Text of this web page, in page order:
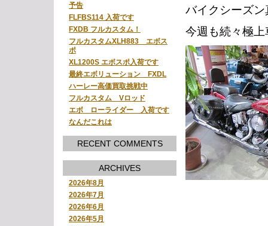
予告
FLFBS114 入荷です
FXDB フルカスタム！
フルカスタムXLH883 エボス
ポ
XL1200S エボスポ入荷です
最終エボリューション FXDL
ハーレー高価買取挑戦中
フルカスタム Vロッド
エボ ローライダー 入荷です
なんだこれは
RECENT COMMENTS
ARCHIVES
2026年8月
2026年7月
2026年6月
2026年5月
バイクシーズ
今週も続々極